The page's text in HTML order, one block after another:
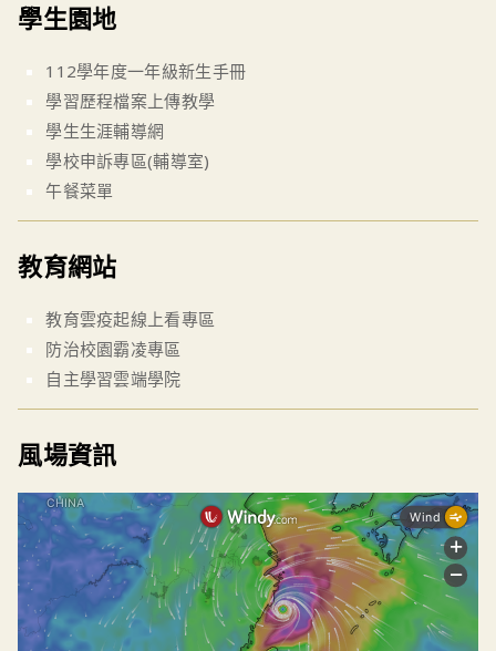
學生園地
112學年度一年級新生手冊
學習歷程檔案上傳教學
學生生涯輔導網
學校申訴專區(輔導室)
午餐菜單
教育網站
教育雲疫起線上看專區
防治校園霸凌專區
自主學習雲端學院
風場資訊